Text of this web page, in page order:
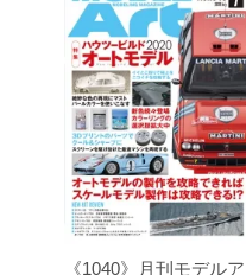
《1040》月刊モデルア